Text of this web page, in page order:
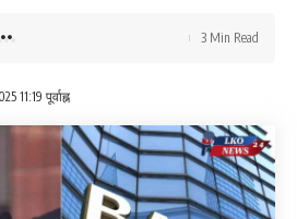
11:19 पूर्वाह्न
3 Min Read